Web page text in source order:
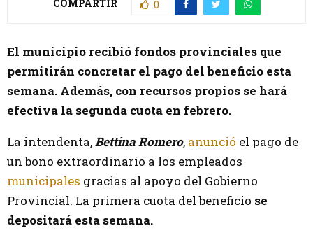
COMPARTIR 0
El municipio recibió fondos provinciales que
permitirán concretar el pago del beneficio esta
semana. Además, con recursos propios se hará
efectiva la segunda cuota en febrero.
La intendenta,Bettina Romero, anunció el pago de
un bono extraordinario a los empleados
municipales gracias al apoyo del Gobierno
Provincial. La primera cuota del beneficio se
depositará esta semana.